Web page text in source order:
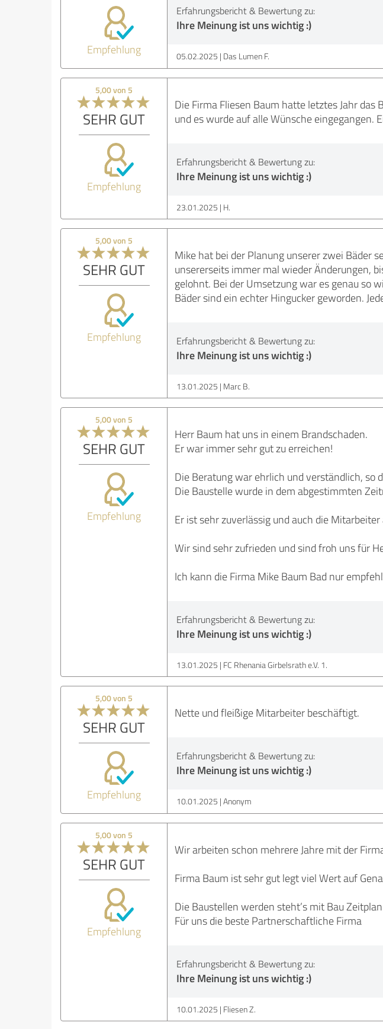
Empfehlung
Erfahrungsbericht & Bewertung zu:
Ihre Meinung ist uns wichtig :)
05.02.2025 Das Lumen F.
5,00 von 5
SEHR GUT
Empfehlung
Die Firma Fliesen Baum hatte letztes Jahr
und es wurde auf alle Wünsche
Erfahrungsbericht & Bewertung zu:
Ihre Meinung ist uns wichtig :)
23.01.2025 H.
5,00 von 5
SEHR GUT
Empfehlung
Mike hat bei der Planung unserer zwei Bäder
unsererseits immer mal wieder Änderungen,
gelohnt. Bei der Umsetzung war es genau so
Bäder sind ein echter Hingucker geworden.
Erfahrungsbericht & Bewertung zu:
Ihre Meinung ist uns wichtig :)
13.01.2025 Marc B.
5,00 von 5
SEHR GUT
Empfehlung
Herr Baum hat uns in einem Brandschaden.
Er war immer sehr gut zu erreichen!
Die Beratung war ehrlich und verständlich, so
Die Baustelle wurde in dem abgestimmten
Er ist sehr zuverlässig und auch die
Wir sind sehr zufrieden und sind froh uns für
Ich kann die Firma Mike Baum Bad nur
Erfahrungsbericht & Bewertung zu:
Ihre Meinung ist uns wichtig :)
13.01.2025 FC Rhenania Girbelsrath e.V. 1.
5,00 von 5
SEHR GUT
Empfehlung
Nette und fleißige Mitarbeiter beschäftigt.
Erfahrungsbericht & Bewertung zu:
Ihre Meinung ist uns wichtig :)
10.01.2025 Anonym
5,00 von 5
SEHR GUT
Empfehlung
Wir arbeiten schon mehrere Jahre mit der
Firma Baum ist sehr gut legt viel Wert auf
Die Baustellen werden steht’s mit Bau
Für uns die beste Partnerschaftliche Firma
Erfahrungsbericht & Bewertung zu:
Ihre Meinung ist uns wichtig :)
10.01.2025 Fliesen Z.